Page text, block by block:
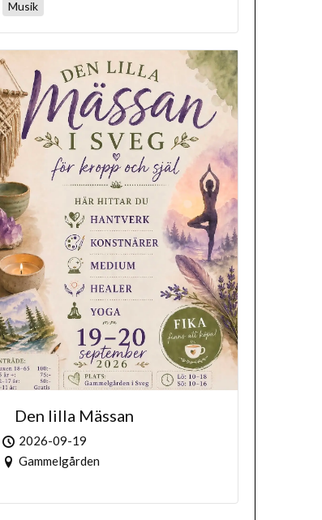
Musik
Den lilla Mässan
2026-09-19
Gammelgården